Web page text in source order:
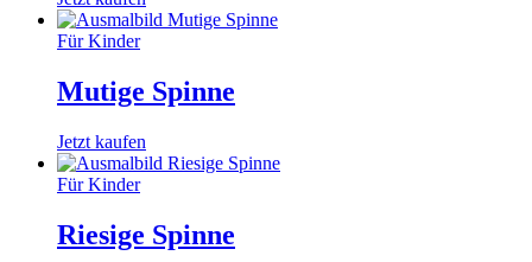
Für Kinder
Mutige Spinne
Jetzt kaufen
Für Kinder
Riesige Spinne